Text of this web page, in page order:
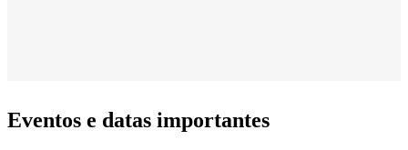
Eventos e datas importantes